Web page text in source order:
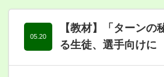
【教材】「ターン
る生徒、選手向けに
05.20